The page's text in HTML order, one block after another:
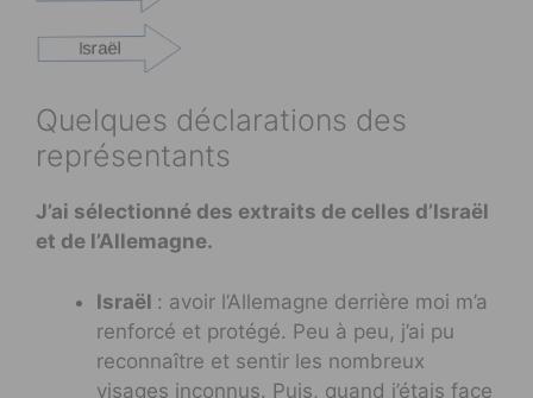
Quelques déclarations des
représentants
J’ai sélectionné des extraits de celles d’Israël
et de l’Allemagne.
Israël : avoir l’Allemagne derrière moi m’a
renforcé et protégé. Peu à peu, j’ai pu
reconnaître et sentir les nombreux
visages inconnus. Puis, quand j’étais face